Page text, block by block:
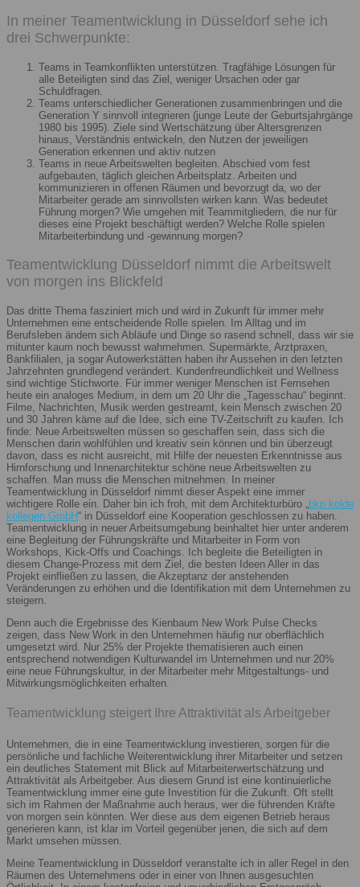
In meiner Teamentwicklung in Düsseldorf sehe ich
drei Schwerpunkte:
Teams in Teamkonflikten unterstützen. Tragfähige Lösungen für
alle Beteiligten sind das Ziel, weniger Ursachen oder gar
Schuldfragen.
Teams unterschiedlicher Generationen zusammenbringen und die
Generation Y sinnvoll integrieren (junge Leute der Geburtsjahrgänge
1980 bis 1995). Ziele sind Wertschätzung über Altersgrenzen
hinaus, Verständnis entwickeln, den Nutzen der jeweiligen
Generation erkennen und aktiv nutzen
Teams in neue Arbeitswelten begleiten. Abschied vom fest
aufgebauten, täglich gleichen Arbeitsplatz. Arbeiten und
kommunizieren in offenen Räumen und bevorzugt da, wo der
Mitarbeiter gerade am sinnvollsten wirken kann. Was bedeutet
Führung morgen? Wie umgehen mit Teammitgliedern, die nur für
dieses eine Projekt beschäftigt werden? Welche Rolle spielen
Mitarbeiterbindung und -gewinnung morgen?
Teamentwicklung Düsseldorf nimmt die Arbeitswelt
von morgen ins Blickfeld
Das dritte Thema fasziniert mich und wird in Zukunft für immer mehr
Unternehmen eine entscheidende Rolle spielen. Im Alltag und im
Berufsleben ändern sich Abläufe und Dinge so rasend schnell, dass wir sie
mitunter kaum noch bewusst wahrnehmen. Supermärkte, Arztpraxen,
Bankfilialen, ja sogar Autowerkstätten haben ihr Aussehen in den letzten
Jahrzehnten grundlegend verändert. Kundenfreundlichkeit und Wellness
sind wichtige Stichworte. Für immer weniger Menschen ist Fernsehen
heute ein analoges Medium, in dem um 20 Uhr die „Tagesschau“ beginnt.
Filme, Nachrichten, Musik werden gestreamt, kein Mensch zwischen 20
und 30 Jahren käme auf die Idee, sich eine TV-Zeitschrift zu kaufen. Ich
finde: Neue Arbeitswelten müssen so geschaffen sein, dass sich die
Menschen darin wohlfühlen und kreativ sein können und bin überzeugt
davon, dass es nicht ausreicht, mit Hilfe der neuesten Erkenntnisse aus
Hirnforschung und Innenarchitektur schöne neue Arbeitswelten zu
schaffen. Man muss die Menschen mitnehmen. In meiner
Teamentwicklung in Düsseldorf nimmt dieser Aspekt eine immer
wichtigere Rolle ein. Daher bin ich froh, mit dem Architekturbüro „bkp kolde
kollegen GmbH“ in Düsseldorf eine Kooperation geschlossen zu haben.
Teamentwicklung in neuer Arbeitsumgebung beinhaltet hier unter anderem
eine Begleitung der Führungskräfte und Mitarbeiter in Form von
Workshops, Kick-Offs und Coachings. Ich begleite die Beteiligten in
diesem Change-Prozess mit dem Ziel, die besten Ideen Aller in das
Projekt einfließen zu lassen, die Akzeptanz der anstehenden
Veränderungen zu erhöhen und die Identifikation mit dem Unternehmen zu
steigern.
Denn auch die Ergebnisse des Kienbaum New Work Pulse Checks
zeigen, dass New Work in den Unternehmen häufig nur oberflächlich
umgesetzt wird. Nur 25% der Projekte thematisieren auch einen
entsprechend notwendigen Kulturwandel im Unternehmen und nur 20%
eine neue Führungskultur, in der Mitarbeiter mehr Mitgestaltungs- und
Mitwirkungsmöglichkeiten erhalten.
Teamentwicklung steigert Ihre Attraktivität als Arbeitgeber
Unternehmen, die in eine Teamentwicklung investieren, sorgen für die
persönliche und fachliche Weiterentwicklung ihrer Mitarbeiter und setzen
ein deutliches Statement mit Blick auf Mitarbeiterwertschätzung und
Attraktivität als Arbeitgeber. Aus diesem Grund ist eine kontinuierliche
Teamentwicklung immer eine gute Investition für die Zukunft. Oft stellt
sich im Rahmen der Maßnahme auch heraus, wer die führenden Kräfte
von morgen sein könnten. Wer diese aus dem eigenen Betrieb heraus
generieren kann, ist klar im Vorteil gegenüber jenen, die sich auf dem
Markt umsehen müssen.
Meine Teamentwicklung in Düsseldorf veranstalte ich in aller Regel in den
Räumen des Unternehmens oder in einer von Ihnen ausgesuchten